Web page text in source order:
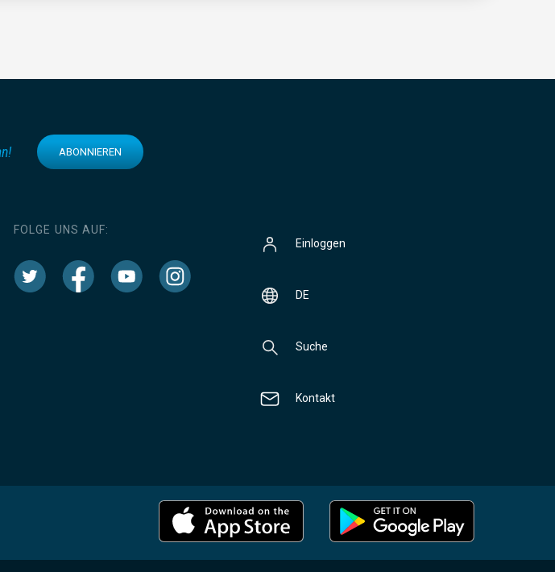
ABONNIEREN
FOLGE UNS AUF:
Einloggen
DE
Suche
Kontakt